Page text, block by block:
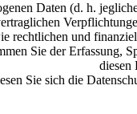
Daten (d. h.
rechtlichen und
Sie der Erfassung,
diesen
Sie sich die